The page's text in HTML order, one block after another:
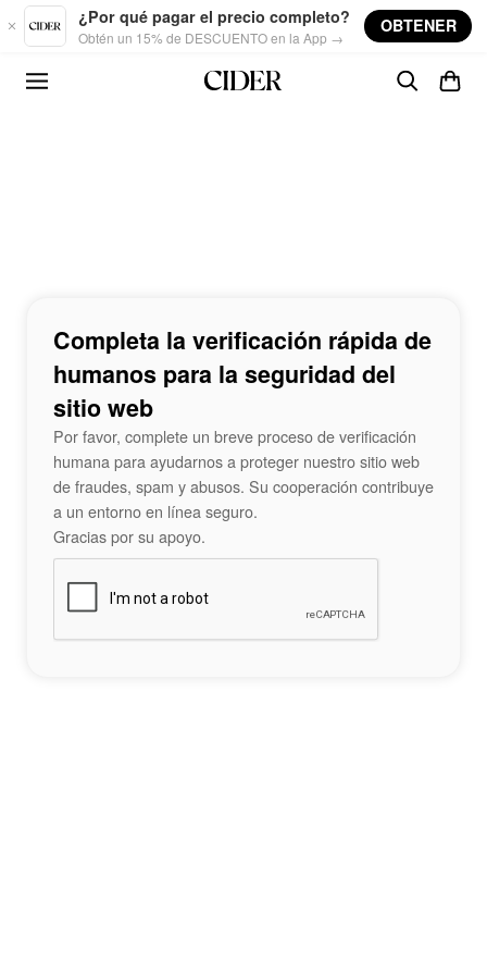
Skip to main content
¿Por qué pagar el precio completo?
Obtén un 15% de DESCUENTO en la App →
OBTENER
Completa la verificación rápida de
humanos para la seguridad del
sitio web
Por favor, complete un breve proceso de verificación
humana para ayudarnos a proteger nuestro sitio web
de fraudes, spam y abusos. Su cooperación contribuye
a un entorno en línea seguro.
Gracias por su apoyo.